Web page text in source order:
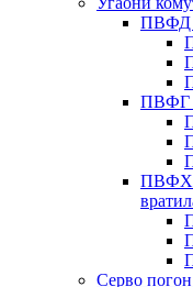
ПВФД
ПВФГ
ПВФХ
Серво